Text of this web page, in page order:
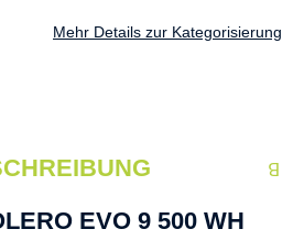
Mehr Details zur Kategorisierung
EVO 9 500 WH